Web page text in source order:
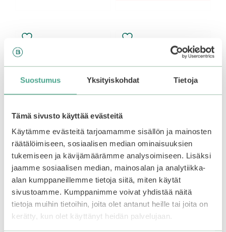
Suostumus Yksityiskohdat Tietoja
Tämä sivusto käyttää evästeitä
Käytämme evästeitä tarjoamamme sisällön ja mainosten
räätälöimiseen, sosiaalisen median ominaisuuksien
tukemiseen ja kävijämäärämme analysoimiseen. Lisäksi
jaamme sosiaalisen median, mainosalan ja analytiikka-
alan kumppaneillemme tietoja siitä, miten käytät
sivustoamme. Kumppanimme voivat yhdistää näitä
tietoja muihin tietoihin, joita olet antanut heille tai joita on
kerätty, kun olet käyttänyt heidän palvelujaan.
Mizon Hyaluronic Acid
Eye Gel Patch
4.10
5:stä
25,90
Beauty of Joseon |
Revive Under Eye
Patch Ginseng +
Retinal
4.00
5:stä
19,99€